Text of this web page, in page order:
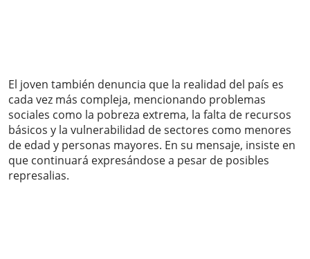
El joven también denuncia que la realidad del país es
cada vez más compleja, mencionando problemas
sociales como la pobreza extrema, la falta de recursos
básicos y la vulnerabilidad de sectores como menores
de edad y personas mayores. En su mensaje, insiste en
que continuará expresándose a pesar de posibles
represalias.